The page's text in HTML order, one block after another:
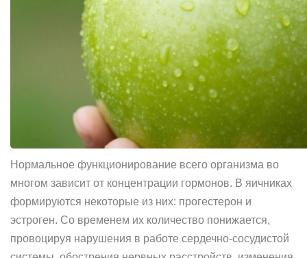
Нормальное функционирование всего организма во
многом зависит от концентрации гормонов. В яичниках
формируются некоторые из них: прогестерон и
эстроген. Со временем их количество понижается,
провоцируя нарушения в работе сердечно-сосудистой